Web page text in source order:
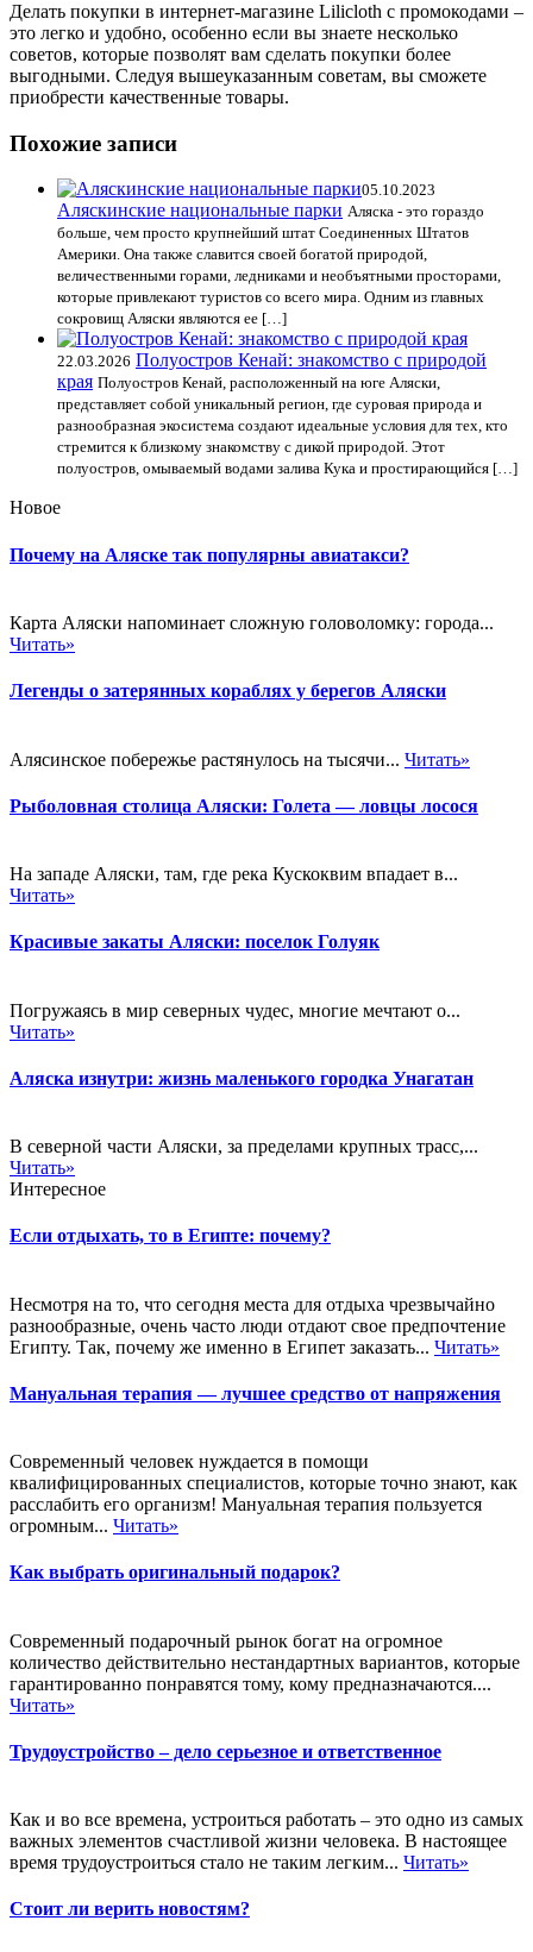
Делать покупки в интернет-магазине Lilicloth с промокодами –
это легко и удобно, особенно если вы знаете несколько
советов, которые позволят вам сделать покупки более
выгодными. Следуя вышеуказанным советам, вы сможете
приобрести качественные товары.
Похожие записи
05.10.2023
Аляскинские национальные парки Аляска - это гораздо
больше, чем просто крупнейший штат Соединенных Штатов
Америки. Она также славится своей богатой природой,
величественными горами, ледниками и необъятными просторами,
которые привлекают туристов со всего мира. Одним из главных
сокровищ Аляски являются ее […]
22.03.2026 Полуостров Кенай: знакомство с природой
края Полуостров Кенай, расположенный на юге Аляски,
представляет собой уникальный регион, где суровая природа и
разнообразная экосистема создают идеальные условия для тех, кто
стремится к близкому знакомству с дикой природой. Этот
полуостров, омываемый водами залива Кука и простирающийся […]
Новое
Почему на Аляске так популярны авиатакси?
Карта Аляски напоминает сложную головоломку: города...
Читать»
Легенды о затерянных кораблях у берегов Аляски
Алясинское побережье растянулось на тысячи... Читать»
Рыболовная столица Аляски: Голета — ловцы лосося
На западе Аляски, там, где река Кускоквим впадает в...
Читать»
Красивые закаты Аляски: поселок Голуяк
Погружаясь в мир северных чудес, многие мечтают о...
Читать»
Аляска изнутри: жизнь маленького городка Унагатан
В северной части Аляски, за пределами крупных трасс,...
Читать»
Интересное
Если отдыхать, то в Египте: почему?
Несмотря на то, что сегодня места для отдыха чрезвычайно
разнообразные, очень часто люди отдают свое предпочтение
Египту. Так, почему же именно в Египет заказать... Читать»
Мануальная терапия — лучшее средство от напряжения
Современный человек нуждается в помощи
квалифицированных специалистов, которые точно знают, как
расслабить его организм! Мануальная терапия пользуется
огромным... Читать»
Как выбрать оригинальный подарок?
Современный подарочный рынок богат на огромное
количество действительно нестандартных вариантов, которые
гарантированно понравятся тому, кому предназначаются....
Читать»
Трудоустройство – дело серьезное и ответственное
Как и во все времена, устроиться работать – это одно из самых
важных элементов счастливой жизни человека. В настоящее
время трудоустроиться стало не таким легким... Читать»
Стоит ли верить новостям?